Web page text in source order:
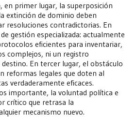
en primer lugar, la superposición
extinción de dominio deben
resoluciones contradictorias. En
gestión especializada: actualmente
eficientes para inventariar,
complejos, ni un registro
En tercer lugar, el obstáculo
reformas legales que doten al
verdaderamente eficaces.
importante, la voluntad política e
crítico que retrasa la
mecanismo nuevo.